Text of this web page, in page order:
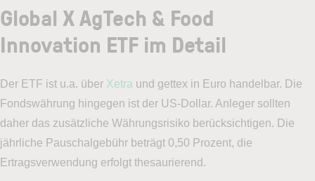
Global X AgTech & Food
Innovation ETF im Detail
Der ETF ist u.a. über Xetra und gettex in Euro handelbar. Die
Fondswährung hingegen ist der US-Dollar. Anleger sollten
daher das zusätzliche Währungsrisiko berücksichtigen. Die
jährliche Pauschalgebühr beträgt 0,50 Prozent, die
Ertragsverwendung erfolgt thesaurierend.